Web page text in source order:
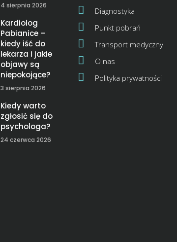
4 sierpnia 2026
Kardiolog
Pabianice –
kiedy iść do
lekarza i jakie
objawy są
niepokojące?
3 sierpnia 2026
Kiedy warto
zgłosić się do
psychologa?
24 czerwca 2026
Diagnostyka
Punkt pobrań
Transport medyczny
O nas
Polityka prywatności